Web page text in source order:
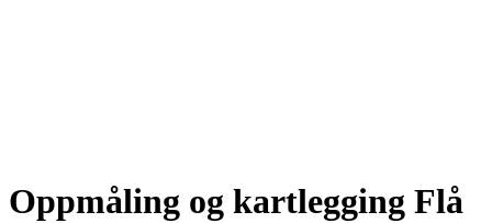
Oppmåling og kartlegging Flå